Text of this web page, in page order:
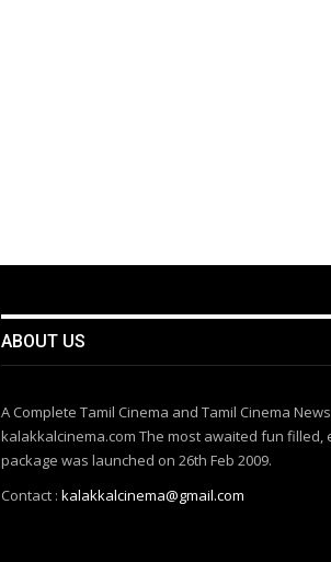
ABOUT US
A Complete Tamil Cinema and Tamil Cinema
kalakkalcinema.com The most awaited fun filled,
package was launched on 26th Feb 2009.
Contact :kalakkalcinema@gmail.com